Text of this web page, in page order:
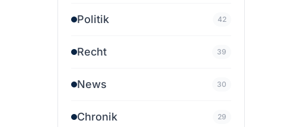
Politik 42
Recht 39
News 30
Chronik 29